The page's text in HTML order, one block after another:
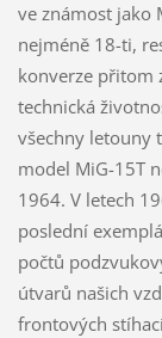
ve známost jako
nejméně 18-ti,
konverze přitom
technická
všechny letouny
model MiG-15T
1964. V letech
poslední
počtů
útvarů našich
frontových